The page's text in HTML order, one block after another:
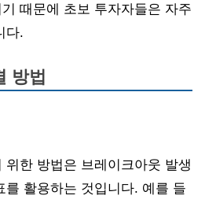
때문에 초보 투자자들은 자주
다.
방법
위한 방법은 브레이크아웃 발생
를 활용하는 것입니다. 예를 들